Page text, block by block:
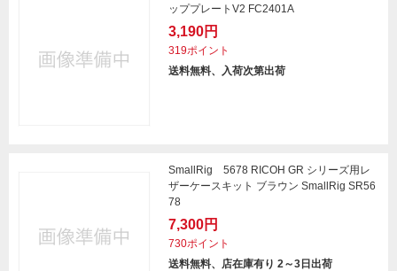
ッププレートV2 FC2401A
3,190円
319ポイント
送料無料、入荷次第出荷
SmallRig 5678 RICOH GR シリーズ用レ
ザーケースキット ブラウン SmallRig SR56
78
7,300円
730ポイント
送料無料、店在庫有り 2～3日出荷